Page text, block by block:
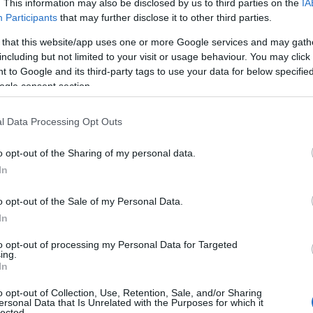
This information may also be disclosed by us to third parties on the
Participants that may further disclose it to other third parties.
that this website/app uses one or more Google services and may
but not limited to your visit or usage behaviour. You may
to Google and its third-party tags to use your data for below
consent section.
Data Processing Opt Outs
opt-out of the Sharing of my personal data.
opt-out of the Sale of my Personal Data.
opt-out of processing my Personal Data for Targeted
opt-out of Collection, Use, Retention, Sale, and/or Sharing
Data that Is Unrelated with the Purposes for which it
οι
τον άνδρα να πετάει στα σκουπίδια
υπόθεση με ένα νεκρό